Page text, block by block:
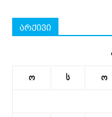
არქივი
ო ს ო